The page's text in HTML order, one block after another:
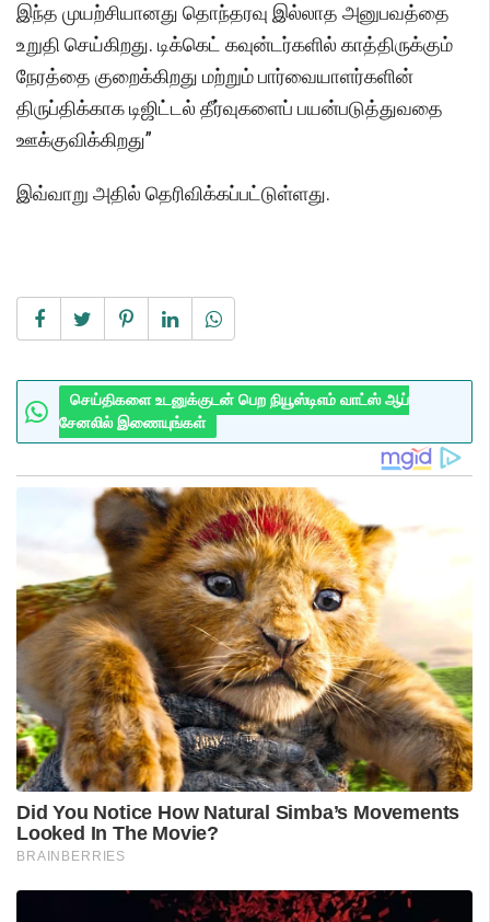
இந்த முயற்சியானது தொந்தரவு இல்லாத அனுபவத்தை
உறுதி செய்கிறது. டிக்கெட் கவுன்டர்களில் காத்திருக்கும்
நேரத்தை குறைக்கிறது மற்றும் பார்வையாளர்களின்
திருப்திக்காக டிஜிட்டல் தீர்வுகளைப் பயன்படுத்துவதை
ஊக்குவிக்கிறது”
இவ்வாறு அதில் தெரிவிக்கப்பட்டுள்ளது.
செய்திகளை உடனுக்குடன் பெற நியூஸ்டிஎம் வாட்ஸ் ஆப்
சேனலில் இணையுங்கள்